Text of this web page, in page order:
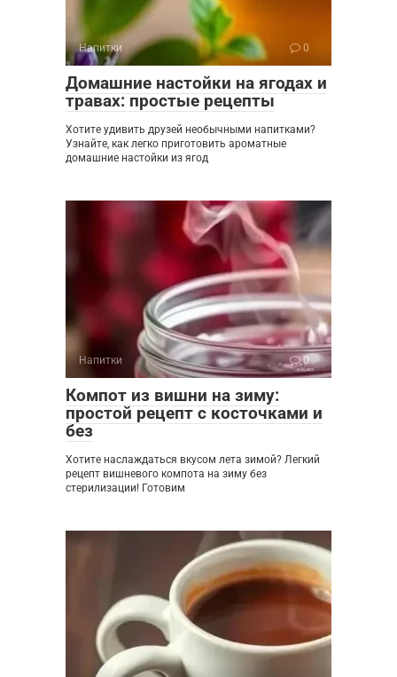
Напитки 0
Домашние настойки на ягодах и
травах: простые рецепты
Хотите удивить друзей необычными напитками?
Узнайте, как легко приготовить ароматные
домашние настойки из ягод
Напитки 0
Компот из вишни на зиму:
простой рецепт с косточками и
без
Хотите наслаждаться вкусом лета зимой? Легкий
рецепт вишневого компота на зиму без
стерилизации! Готовим